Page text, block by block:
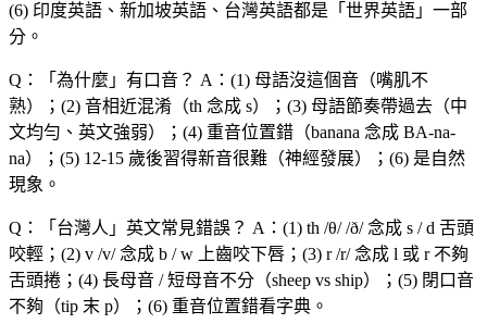
(6) 印度英語、新加坡英語、台灣英語都是「世界英語」一部
分。
Q：「 為什麼 」有口音？ A：(1) 母語沒這個音（嘴肌不
熟）；(2) 音相近混淆（th 念成 s）；(3) 母語節奏帶過去（中
文均勻、英文強弱）；(4) 重音位置錯（banana 念成 BA-na-
na）；(5) 12-15 歲後習得新音很難（神經發展）；(6) 是自然
現象。
Q：「 台灣人 」英文常見錯誤？ A：(1) th /θ/ /ð/ 念成 s / d 舌頭
咬輕；(2) v /v/ 念成 b / w 上齒咬下唇；(3) r /r/ 念成 l 或 r 不夠
舌頭捲；(4) 長母音 / 短母音不分（sheep vs ship）；(5) 閉口音
不夠（tip 末 p）；(6) 重音位置錯看字典。